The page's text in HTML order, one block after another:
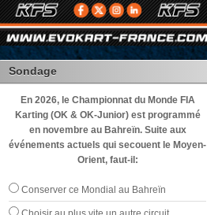
Sondage
En 2026, le Championnat du Monde FIA
Karting (OK & OK-Junior) est programmé
en novembre au Bahreïn. Suite aux
événements actuels qui secouent le Moyen-
Orient, faut-il:
Conserver ce Mondial au Bahreïn